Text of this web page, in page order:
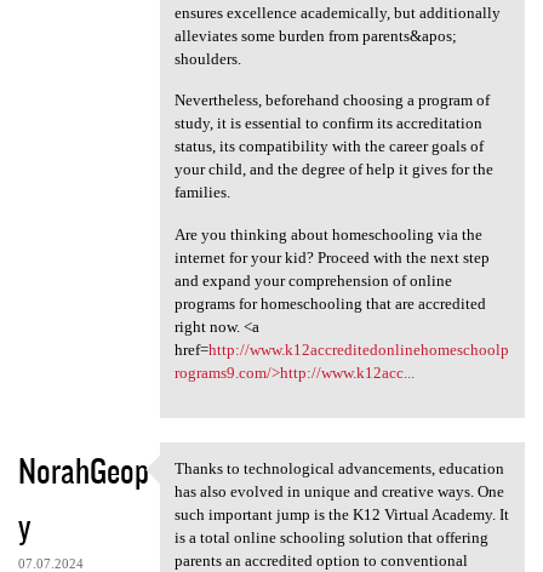
ensures excellence academically, but additionally
alleviates some burden from parents&apos;
shoulders.
Nevertheless, beforehand choosing a program of
study, it is essential to confirm its accreditation
status, its compatibility with the career goals of
your child, and the degree of help it gives for the
families.
Are you thinking about homeschooling via the
internet for your kid? Proceed with the next step
and expand your comprehension of online
programs for homeschooling that are accredited
right now. <a
href=http://www.k12accreditedonlinehomeschoolp
rograms9.com/>http://www.k12acc...
NorahGeop
y
07.07.2024
Thanks to technological
Thanks to technological advancements, education
has also evolved in unique and creative ways. One
such important jump is the K12 Virtual Academy. It
is a total online schooling solution that offering
parents an accredited option to conventional